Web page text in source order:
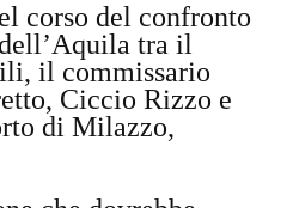
corso del confronto
tra il
il commissario
Ciccio Rizzo e
di Milazzo,